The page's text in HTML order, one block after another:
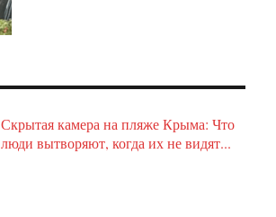
Скрытая камера на пляже Крыма: Что
люди вытворяют, когда их не видят...